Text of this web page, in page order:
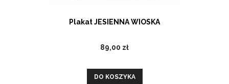
Plakat JESIENNA WIOSKA
89,00 zł
DO KOSZYKA